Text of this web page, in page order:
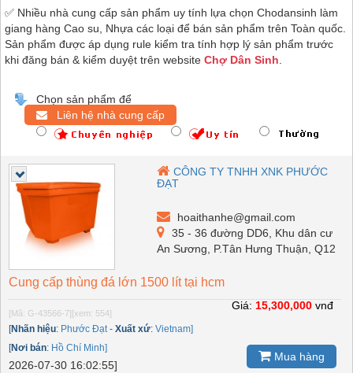
✅ Nhiều nhà cung cấp sản phẩm uy tính lựa chọn Chodansinh làm
giang hàng Cao su, Nhựa các loại để bán sản phẩm trên Toàn quốc.
Sản phẩm được áp dụng rule kiểm tra tính hợp lý sản phẩm trước
khi đăng bán & kiểm duyệt trên website Chợ Dân Sinh.
Chọn sản phẩm để
Liên hệ nhà cung cấp
CÔNG TY TNHH XNK PHƯỚC
ĐẠT
hoaithanhe@gmail.com
35 - 36 đường DD6, Khu dân cư
An Sương, P.Tân Hưng Thuận, Q12
Cung cấp thùng đá lớn 1500 lít tại hcm
[Mã: G-43566-7] [xem: 554]
[Nhãn hiệu: Phước Đạt- Xuất xứ: Vietnam]
[Nơi bán: Hồ Chí Minh]
2026-07-30 16:02:55]
Giá: 15,300,000 vnđ
Mua hàng